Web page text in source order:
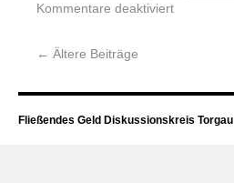
Kommentare deaktiviert
← Ältere Beiträge
Fließendes Geld Diskussionskreis Torgau